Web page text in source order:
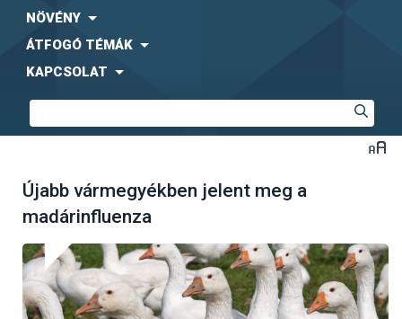
NÖVÉNY
ÁTFOGÓ TÉMÁK
KAPCSOLAT
Újabb vármegyékben jelent meg a
madárinfluenza